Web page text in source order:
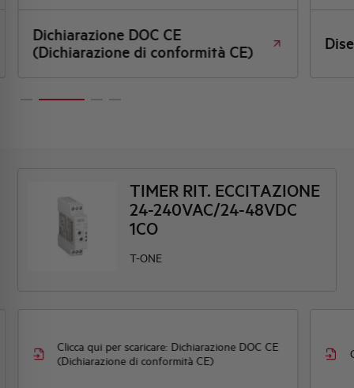
Dichiarazione DOC CE
(Dichiarazione di conformità CE)
TIMER RIT. ECCITAZIONE
24-240VAC/24-48VDC
1CO
T-ONE
Clicca qui per scaricare: Dichiarazione DOC CE
(Dichiarazione di conformità CE)